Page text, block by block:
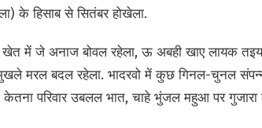
के हिसाब से सितंबर होखेला.
खेत में जे अनाज बोवल रहेला, ऊ अबही खाए लायक
मरल बदल रहेला. भादरवो में कुछ गिनल-चुनल
परिवार उबलल भात, चाहे भुंजल महुआ पर